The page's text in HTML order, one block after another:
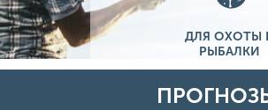
ДЛЯ ОХОТЫ
РЫБАЛКИ